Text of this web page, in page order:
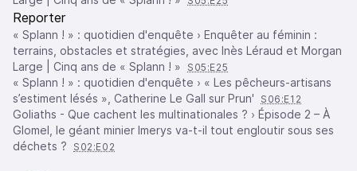
Reporter
« Splann ! » : quotidien d'enquête › Enquêter au féminin :
terrains, obstacles et stratégies, avec Inès Léraud et Morgan
Large | Cinq ans de « Splann ! »
S05:E25
« Splann ! » : quotidien d'enquête › « Les pêcheurs-artisans
s’estiment lésés », Catherine Le Gall sur Prun'
S06:E12
Goliaths - Que cachent les multinationales ? › Épisode 2 – À
Glomel, le géant minier Imerys va-t-il tout engloutir sous ses
déchets ?
S02:E02